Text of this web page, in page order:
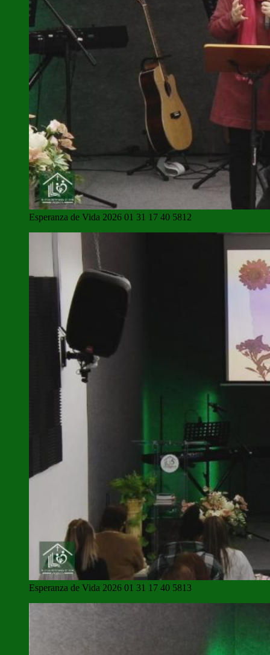
Esperanza de Vida 2026 01 31 17 40 5812
Esperanza de Vida 2026 01 31 17 40 5813